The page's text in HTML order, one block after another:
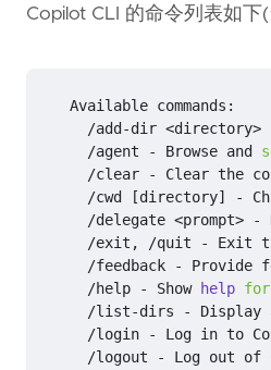
Copilot CLI 的命令列表如
/add-dir
     /agent - Browse and
/clear - Clear the
     /cwd
[directory]
     /
exit
     /
help - Show help for
/list-dirs - Display
     /login - Log
in
     /
logout